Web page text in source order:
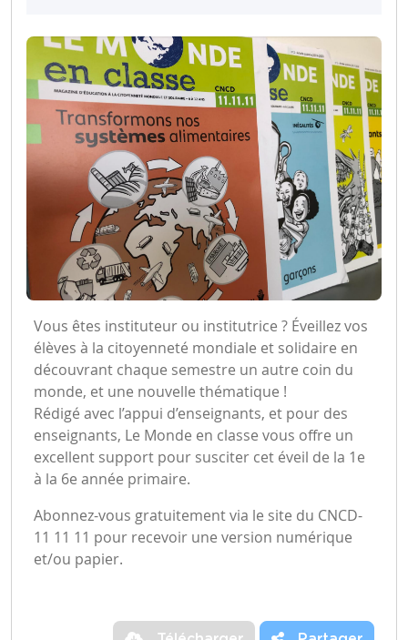
Vous êtes instituteur ou institutrice ? Éveillez vos
élèves à la citoyenneté mondiale et solidaire en
découvrant chaque semestre un autre coin du
monde, et une nouvelle thématique !
Rédigé avec l’appui d’enseignants, et pour des
enseignants, Le Monde en classe vous offre un
excellent support pour susciter cet éveil de la 1e
à la 6e année primaire.
Abonnez-vous gratuitement via le site du CNCD-
11 11 11 pour recevoir une version numérique
et/ou papier.